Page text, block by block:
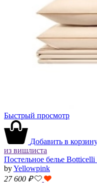
Быстрый просмотр
Добавить в
из вишлиста
Постельное белье
byYellowpink
27 600 ₽